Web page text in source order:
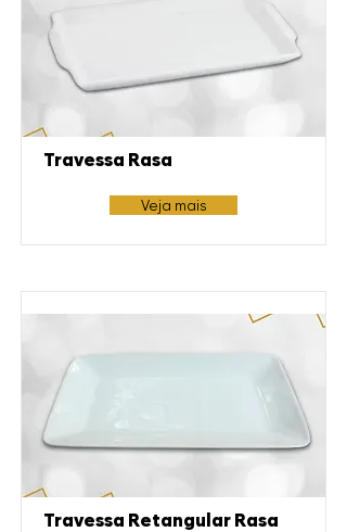
Travessa Rasa
Veja mais
Travessa Retangular Rasa